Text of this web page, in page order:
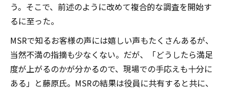
う。そこで、前述のように改めて複合的な調査を開始す
るに至った。
MSRで知るお客様の声には嬉しい声もたくさんあるが、
当然不満の指摘も少なくない。だが、「どうしたら満足
度が上がるのかが分かるので、現場での手応えも十分に
ある」と藤原氏。MSRの結果は役員に共有すると共に、